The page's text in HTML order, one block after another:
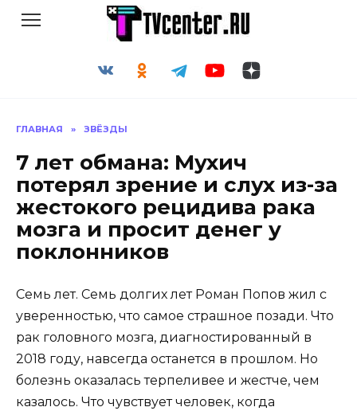
ГЛАВНАЯ » ЗВЁЗДЫ
7 лет обмана: Мухич
потерял зрение и слух из-за
жестокого рецидива рака
мозга и просит денег у
поклонников
Семь лет. Семь долгих лет Роман Попов жил с
уверенностью, что самое страшное позади. Что
рак головного мозга, диагностированный в
2018 году, навсегда останется в прошлом. Но
болезнь оказалась терпеливее и жестче, чем
казалось. Что чувствует человек, когда